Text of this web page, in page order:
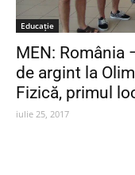
Educaţie
MEN: România
de argint la
Fizică, primul
iulie 25, 2017